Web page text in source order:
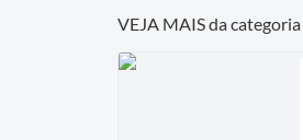
VEJA MAIS da categoria